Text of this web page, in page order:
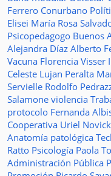
Ferrero Conurbano
Elisei María Rosa
Psicopedagogo Buenos
Alejandra Díaz Alberto
Vacuna Florencia Visser
Celeste Lujan Peralta
Servielle Rodolfo
Salamone violencia
protocolo Fernanda
Cooperativa Uriel Novick
Anatomía patológica
Ratto Psicología Paola
Administración Pública